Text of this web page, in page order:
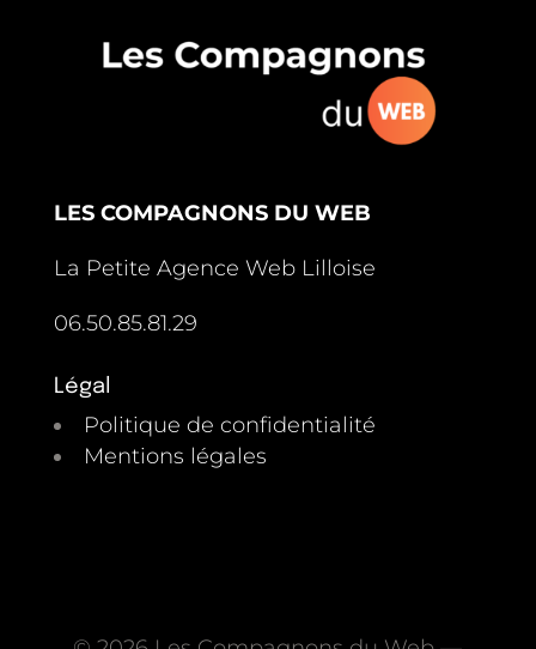
LES COMPAGNONS DU WEB
La Petite Agence Web Lilloise
06.50.85.81.29
Légal
Politique de confidentialité
Mentions légales